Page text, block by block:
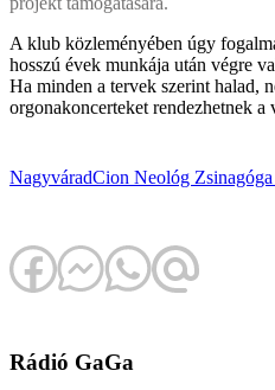
A klub közleményében úgy
hosszú évek munkája után végre
Ha minden a tervek szerint halad,
orgonakoncerteket rendezhetnek a
NagyváradCion Neológ Zsinagóga
Rádió GaGa